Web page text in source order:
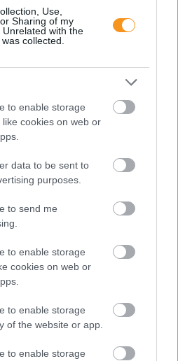
Use,
Sharing of my
with the
collected.
to enable storage
cookies on web or
data to be sent to
purposes.
to send me
to enable storage
cookies on web or
to enable storage
of the website or app.
to enable storage
Milyen higiénés
a pelenkázó
az sni-s pelenkás
gyakrabban előfordulhat,
gondok még fokozottabb
gyúr és tapicskol?
amit imádni
verte a mezőnyt:
kedvenc